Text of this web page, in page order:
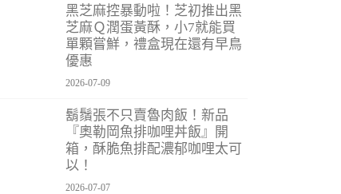
黑芝麻控暴動啦！芝初推出黑
芝麻Ｑ潤蛋黃酥，小7就能買
單顆嘗鮮，禮盒現在還有早鳥
優惠
2026-07-09
鬍鬚張不只賣魯肉飯！新品
『奧勒岡魚排咖哩丼飯』開
箱，酥脆魚排配濃郁咖哩太可
以！
2026-07-07